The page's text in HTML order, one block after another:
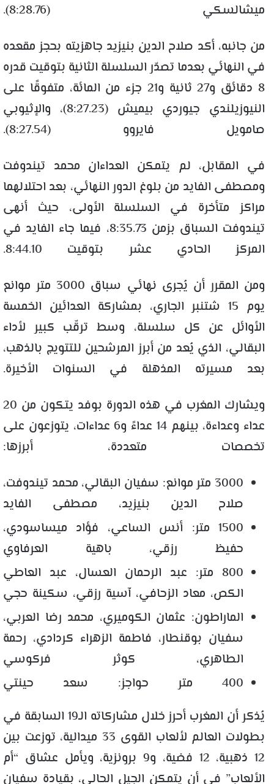
ميشالسكي (8:28.76).
من جانبه، أكد صلاح الدين بنيزيد جاهزيته بحجز مقعده
في النهائي بعدما تصدّر السلسلة الثانية بتوقيت قدره
8 دقائق و27 ثانية و21 جزء من المائة، متفوقًا على
النيوزيلندي جيوردي بيميش (8:27.23)، والإثيوبي
صامويل فايروو (8:27.54).
في المقابل، لم يتمكن العداءان محمد تيندوفت
ومصطفى الفايد من بلوغ الدور النهائي، بعد احتلالهما
مراكز متأخرة في السلسلة الأولى، حيث أنهى
تيندوفت السباق بزمن 8:35.73، فيما جاء الفايد في
المركز الحادي عشر بتوقيت 8:44.10.
ومن المقرر أن يُجرى نهائي سباق 3000 متر موانع
يوم 15 شتنبر الجاري، بمشاركة العدائين الخمسة
الأوائل عن كل سلسلة، وسط ترقّب كبير لأداء
البقالي، الذي يُعد من أبرز المرشحين للتتويج بالذهب،
بعد مسيرته المذهلة في السنوات الأخيرة.
ويشارك المغرب في هذه الدورة بوفد يتكون من 20
عداء وعداءة، بينهم 14 عداءً و6 عداءات، يتوزعون على
تخصصات متعددة، أبرزها:
3000 متر موانع: سفيان البقالي، محمد تيندوفت،
صلاح الدين بنيزيد، مصطفى الفايد
1500 متر: أنس الساعي، فؤاد ميساسودي،
حفيظ رزقي، باهية العرفاوي
800 متر: عبد الرحمان العسال، عبد العاطي
الكص، معاد الزحافي، آسية رزقي، سكينة حجي
الماراطون: عثمان الكوميري، محمد رضا العربي،
سفيان بوقنطار، فاطمة الزهراء كردادي، رحمة
الطاهري، كوثر فركوسي
400 متر حواجز: سعد حينتي
يُذكر أن المغرب أحرز خلال مشاركاته الـ19 السابقة في
بطولات العالم لألعاب القوى 33 ميدالية، توزعت بين
12 ذهبية، 12 فضية، و9 برونزية، ويأمل عشاق “أم
الألعاب” في أن يتمكن الجيل الحالي، بقيادة سفيان